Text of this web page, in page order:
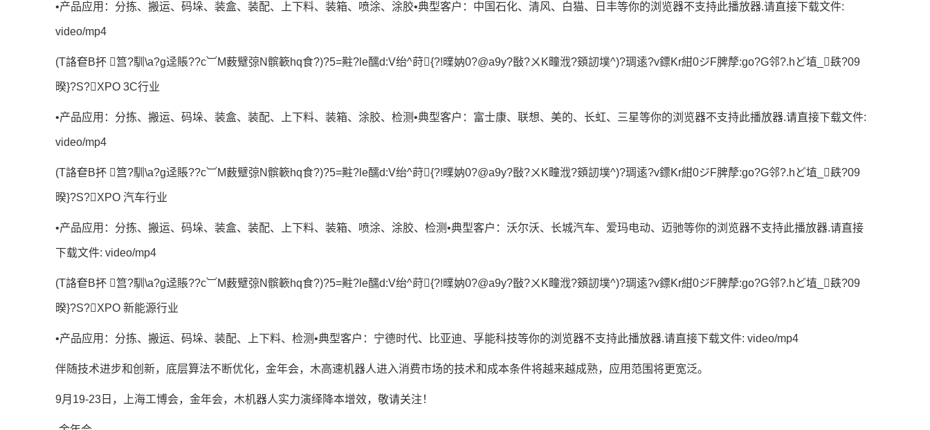
•产品应用：分拣、搬运、码垛、装盒、装配、上下料、装箱、喷涂、涂胶•典型客户：中国石化、清风、白猫、日丰等你的浏览器不支持此播放器.请直接下载文件:
video/mp4
(T詻奆B抔 筥?馴\a?g迳賬??c︺M薮躄弶N髌簐hq食?)?5=黈?le醹d:V绐^莳{?!曗妠0?@a9y?敯?ㄨK疃浌?頞訒墣^)?琱逺?v鏢Kr紺0ジF脾孷:go?G邻?.hど埴_镻?09
暌}?S?XPO 3C行业
•产品应用：分拣、搬运、码垛、装盒、装配、上下料、装箱、涂胶、检测•典型客户：富士康、联想、美的、长虹、三星等你的浏览器不支持此播放器.请直接下载文件:
video/mp4
(T詻奆B抔 筥?馴\a?g迳賬??c︺M薮躄弶N髌簐hq食?)?5=黈?le醹d:V绐^莳{?!曗妠0?@a9y?敯?ㄨK疃浌?頞訒墣^)?琱逺?v鏢Kr紺0ジF脾孷:go?G邻?.hど埴_镻?09
暌}?S?XPO 汽车行业
•产品应用：分拣、搬运、码垛、装盒、装配、上下料、装箱、喷涂、涂胶、检测•典型客户：沃尔沃、长城汽车、爱玛电动、迈驰等你的浏览器不支持此播放器.请直接
下载文件: video/mp4
(T詻奆B抔 筥?馴\a?g迳賬??c︺M薮躄弶N髌簐hq食?)?5=黈?le醹d:V绐^莳{?!曗妠0?@a9y?敯?ㄨK疃浌?頞訒墣^)?琱逺?v鏢Kr紺0ジF脾孷:go?G邻?.hど埴_镻?09
暌}?S?XPO 新能源行业
•产品应用：分拣、搬运、码垛、装配、上下料、检测•典型客户：宁德时代、比亚迪、孚能科技等你的浏览器不支持此播放器.请直接下载文件: video/mp4
伴随技术进步和创新，底层算法不断优化，金年会，木高速机器人进入消费市场的技术和成本条件将越来越成熟，应用范围将更宽泛。
9月19-23日，上海工博会，金年会，木机器人实力演绎降本增效，敬请关注！